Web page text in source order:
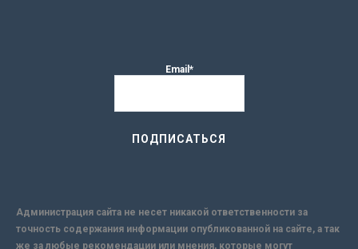
Email*
Администрация сайта не несет никакой ответственности за
точность содержания информации опубликованной на сайте, а так
же за любые рекомендации или мнения, которые могут